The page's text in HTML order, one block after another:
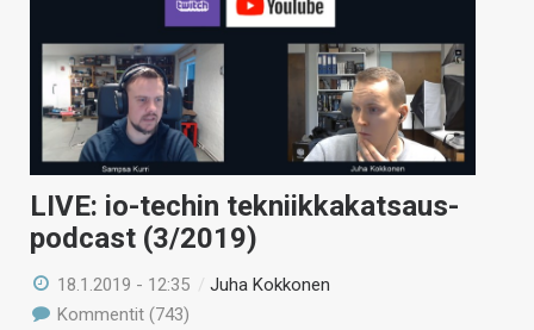
LIVE: io-techin tekniikkakatsaus-
podcast (3/2019)
18.1.2019 - 12:35 /Juha Kokkonen
Kommentit (743)